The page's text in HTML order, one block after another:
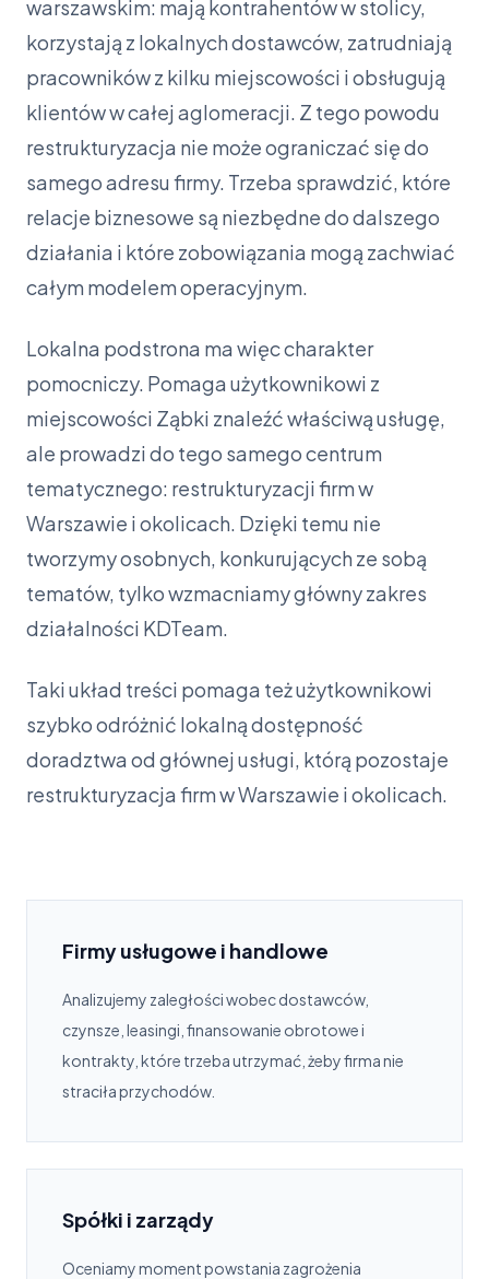
warszawskim: mają kontrahentów w stolicy,
korzystają z lokalnych dostawców, zatrudniają
pracowników z kilku miejscowości i obsługują
klientów w całej aglomeracji. Z tego powodu
restrukturyzacja nie może ograniczać się do
samego adresu firmy. Trzeba sprawdzić, które
relacje biznesowe są niezbędne do dalszego
działania i które zobowiązania mogą zachwiać
całym modelem operacyjnym.
Lokalna podstrona ma więc charakter
pomocniczy. Pomaga użytkownikowi z
miejscowości Ząbki znaleźć właściwą usługę,
ale prowadzi do tego samego centrum
tematycznego: restrukturyzacji firm w
Warszawie i okolicach. Dzięki temu nie
tworzymy osobnych, konkurujących ze sobą
tematów, tylko wzmacniamy główny zakres
działalności KDTeam.
Taki układ treści pomaga też użytkownikowi
szybko odróżnić lokalną dostępność
doradztwa od głównej usługi, którą pozostaje
restrukturyzacja firm w Warszawie i okolicach.
Firmy usługowe i handlowe
Analizujemy zaległości wobec dostawców,
czynsze, leasingi, finansowanie obrotowe i
kontrakty, które trzeba utrzymać, żeby firma nie
straciła przychodów.
Spółki i zarządy
Oceniamy moment powstania zagrożenia